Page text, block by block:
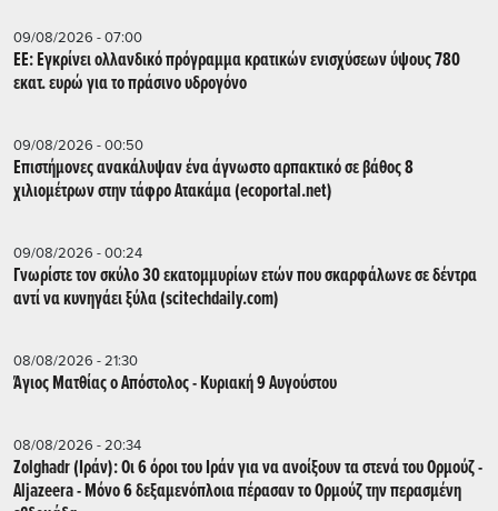
09/08/2026 - 07:00
ΕΕ: Εγκρίνει ολλανδικό πρόγραμμα κρατικών ενισχύσεων ύψους 780
εκατ. ευρώ για το πράσινο υδρογόνο
09/08/2026 - 00:50
Επιστήμονες ανακάλυψαν ένα άγνωστο αρπακτικό σε βάθος 8
χιλιομέτρων στην τάφρο Ατακάμα (ecoportal.net)
09/08/2026 - 00:24
Γνωρίστε τον σκύλο 30 εκατομμυρίων ετών που σκαρφάλωνε σε δέντρα
αντί να κυνηγάει ξύλα (scitechdaily.com)
08/08/2026 - 21:30
Άγιος Ματθίας ο Απόστολος - Κυριακή 9 Αυγούστου
08/08/2026 - 20:34
Zolghadr (Ιράν): Οι 6 όροι του Ιράν για να ανοίξουν τα στενά του Ορμούζ -
Aljazeera - Mόνο 6 δεξαμενόπλοια πέρασαν το Ορμούζ την περασμένη